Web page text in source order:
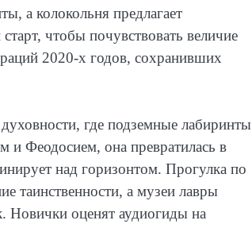
а колокольня предлагает
чтобы почувствовать величие
2020-х годов, сохранивших
где подземные лабиринты
Феодосием, она превратилась в
над горизонтом. Прогулка по
таинственности, а музеи лавры
Новички оценят аудиогиды на